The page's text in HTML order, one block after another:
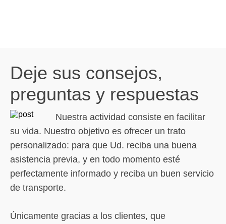
Deje sus consejos,
preguntas y respuestas
Nuestra actividad consiste en facilitar
su vida. Nuestro objetivo es ofrecer un trato
personalizado: para que Ud. reciba una buena
asistencia previa, y en todo momento esté
perfectamente informado y reciba un buen servicio
de transporte.
Únicamente gracias a los clientes, que